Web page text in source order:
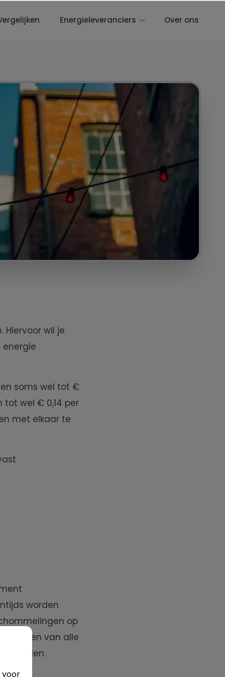
voor
Energieleveranciers Over ons
wil je
soms wel tot €
tot wel € 0,14 per
met elkaar te
worden
op
tarieven van alle